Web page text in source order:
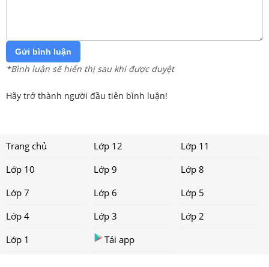
Gửi bình luận
*Bình luận sẽ hiển thị sau khi được duyệt
Hãy trở thành người đầu tiên bình luận!
Trang chủ Lớp 12
Lớp 11
Lớp 10
Lớp 9
Lớp 8
Lớp 7
Lớp 6
Lớp 5
Lớp 4
Lớp 3
Lớp 2
Lớp 1
Tải app